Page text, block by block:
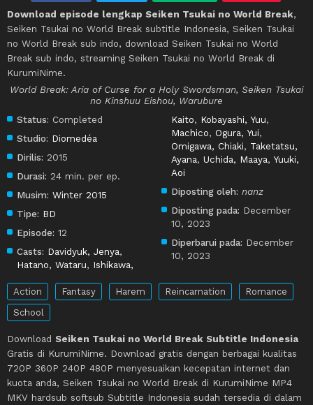
Download episode lengkap Seiken Tsukai no World Break,
Seiken Tsukai no World Break subtitle Indonesia, Seiken Tsukai
no World Break sub indo, download Seiken Tsukai no World
Break sub indo, streaming Seiken Tsukai no World Break di
KurumiNime.
World Break: Aria of Curse for a Holy Swordsman, Seiken Tsukai
no Kinshuu Eishou, Warubure
Status: Completed
Studio: Diomedéa
Dirilis: 2015
Durasi: 24 min. per ep.
Musim: Winter 2015
Tipe: BD
Episode: 12
Casts: Davidyuk, Jenya,
Hatano, Wataru, Ishikawa,
Kaito, Kobayashi, Yuu,
Machico, Ogura, Yui,
Omigawa, Chiaki, Taketatsu,
Ayana,Uchida, Maaya,Yuuki,
Aoi
Diposting oleh: nanz
Diposting pada: December
10, 2023
Diperbarui pada: December
10, 2023
Action Fantasy Harem Reincarnation
Romance
School
Download Seiken Tsukai no World Break Subtitle Indonesia
Gratis di KurumiNime. Download gratis dengan berbagai kualitas
720P 360P 240P 480P menyesuaikan kecepatan internet dan
kuota anda, Seiken Tsukai no World Break di KurumiNime MP4
MKV hardsub softsub Subtitle Indonesia sudah tersedia di dalam